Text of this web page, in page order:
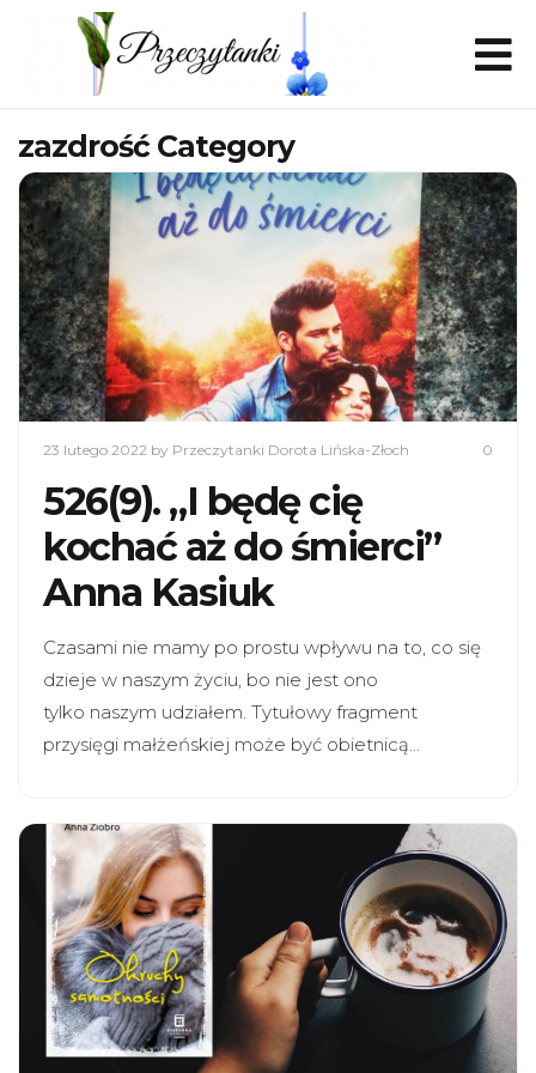
zazdrość Category
23 lutego 2022 by Przeczytanki Dorota Lińska-Złoch 0
526(9). „I będę cię
kochać aż do śmierci”
Anna Kasiuk
Czasami nie mamy po prostu wpływu na to, co się
dzieje w naszym życiu, bo nie jest ono
tylko naszym udziałem. Tytułowy fragment
przysięgi małżeńskiej może być obietnicą…